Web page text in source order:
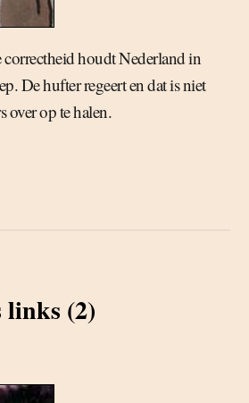
houdt Nederland in
De hufter regeert en dat is niet
over op te halen.
links (2)